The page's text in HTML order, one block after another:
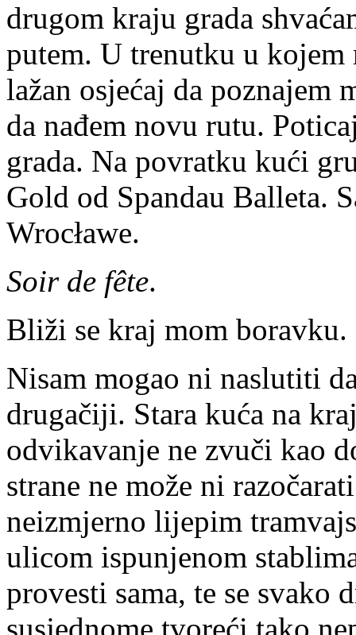
drugom kraju grada
putem. U trenutku u kojem
lažan osjećaj da poznajem
da nađem novu rutu.
grada. Na povratku kući
Gold od Spandau Balleta.
Wrocławe.
Soir de fête.
Bliži se kraj mom boravku.
Nisam mogao ni naslutiti
drugačiji. Stara kuća na
odvikavanje ne zvuči kao
strane ne može ni
neizmjerno lijepim
ulicom ispunjenom
provesti sama, te se svako